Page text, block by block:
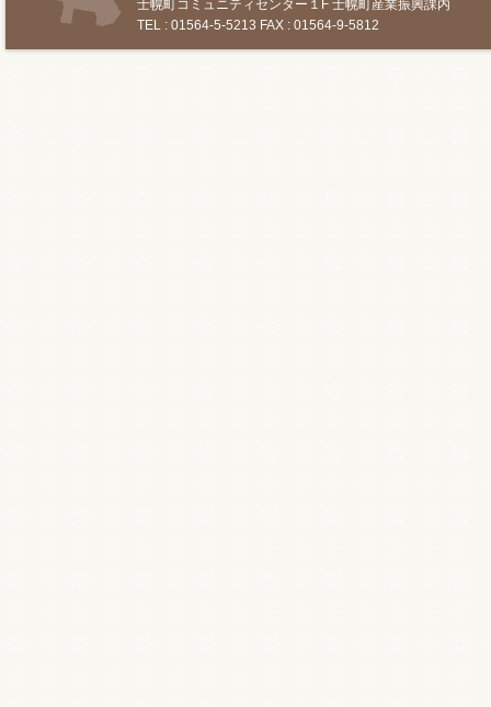
士幌町コミュニティセンター１F 士幌町産業振興課内
TEL : 01564-5-5213 FAX : 01564-9-5812